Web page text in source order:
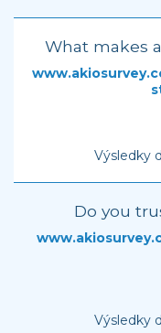
What makes
Výsledky
Do you
Výsledky